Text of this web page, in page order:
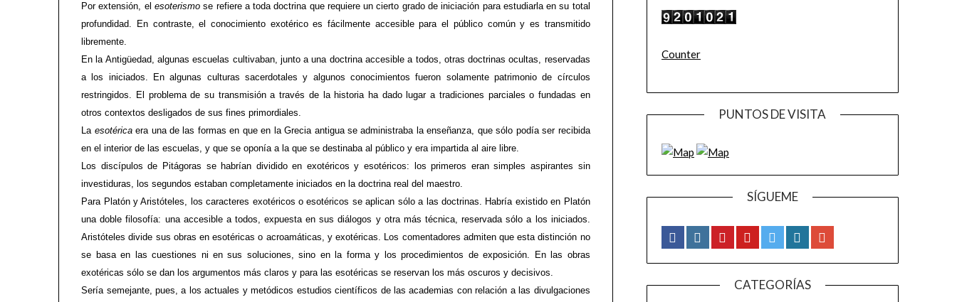
Por extensión, el esoterismose refiere a toda doctrina que requiere un cierto grado de iniciación para estudiarla en su total
profundidad. En contraste, el conocimiento exotérico es fácilmente accesible para el público común y es transmitido
libremente.
En la Antigüedad, algunas escuelas cultivaban, junto a una doctrina accesible a todos, otras doctrinas ocultas, reservadas
a los iniciados. En algunas culturas sacerdotales y algunos conocimientos fueron solamente patrimonio de círculos
restringidos. El problema de su transmisión a través de la historia ha dado lugar a tradiciones parciales o fundadas en
otros contextos desligados de sus fines primordiales.
La esotéricaera una de las formas en que en la Grecia antigua se administraba la enseñanza, que sólo podía ser recibida
en el interior de las escuelas, y que se oponía a la que se destinaba al público y era impartida al aire libre.
Los discípulos de Pitágoras se habrían dividido en exotéricos y esotéricos: los primeros eran simples aspirantes sin
investiduras, los segundos estaban completamente iniciados en la doctrina real del maestro.
Para Platón y Aristóteles, los caracteres exotéricos o esotéricos se aplican sólo a las doctrinas. Habría existido en Platón
una doble filosofía: una accesible a todos, expuesta en sus diálogos y otra más técnica, reservada sólo a los iniciados.
Aristóteles divide sus obras en esotéricas o acroamáticas, y exotéricas. Los comentadores admiten que esta distinción no
se basa en las cuestiones ni en sus soluciones, sino en la forma y los procedimientos de exposición. En las obras
exotéricas sólo se dan los argumentos más claros y para las esotéricas se reservan los más oscuros y decisivos.
Sería semejante, pues, a los actuales y metódicos estudios científicos de las academias con relación a las divulgaciones
Counter
PUNTOS DE VISITA
SÍGUEME
CATEGORÍAS